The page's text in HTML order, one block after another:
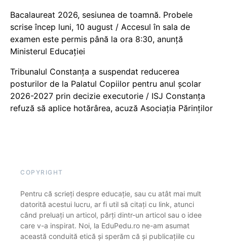
Bacalaureat 2026, sesiunea de toamnă. Probele
scrise încep luni, 10 august / Accesul în sala de
examen este permis până la ora 8:30, anunță
Ministerul Educației
Tribunalul Constanța a suspendat reducerea
posturilor de la Palatul Copiilor pentru anul școlar
2026-2027 prin decizie executorie / ISJ Constanța
refuză să aplice hotărârea, acuză Asociația Părinților
COPYRIGHT
Pentru că scrieți despre educație, sau cu atât mai mult
datorită acestui lucru, ar fi util să citați cu link, atunci
când preluați un articol, părți dintr-un articol sau o idee
care v-a inspirat. Noi, la EduPedu.ro ne-am asumat
această conduită etică și sperăm că și publicațiile cu